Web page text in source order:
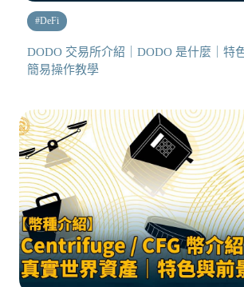
#DeFi
DODO 交易所介紹｜DODO 是什麼｜特
簡易操作教學